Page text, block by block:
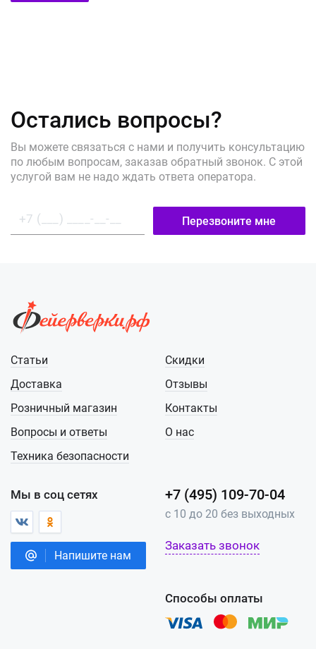
Остались вопросы?
Вы можете связаться с нами и получить консультацию
по любым вопросам, заказав обратный звонок. С этой
услугой вам не надо ждать ответа оператора.
Перезвоните мне
Статьи
Доставка
Розничный магазин
Вопросы и ответы
Техника безопасности
Скидки
Отзывы
Контакты
О нас
Мы в соц сетях
Напишите нам
+7 (495) 109-70-04
с 10 до 20 без выходных
Заказать звонок
Способы оплаты